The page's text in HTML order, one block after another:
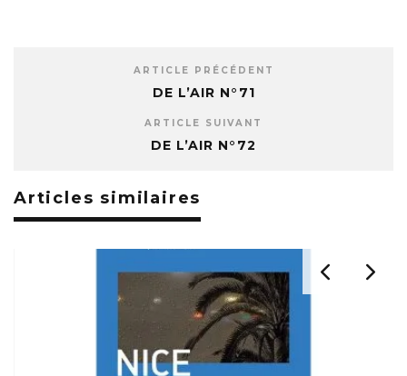
ARTICLE PRÉCÉDENT
DE L’AIR N°71
ARTICLE SUIVANT
DE L’AIR N°72
Articles similaires